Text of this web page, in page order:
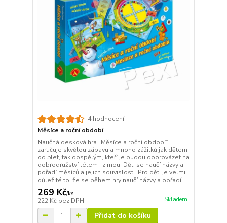
4 hodnocení
Měsíce a roční období
Naučná desková hra „Měsíce a roční období“
zaručuje skvělou zábavu a mnoho zážitků jak dětem
od 5let, tak dospělým, kteří je budou doprovázet na
dobrodružství létem i zimou. Děti se naučí názvy a
pořadí měsíců a jejich souvislosti. Pro děti je velmi
důležité to, že se během hry naučí názvy a pořadí ...
269 Kč/ks
222 Kč bez DPH Skladem
Přidat do košíku